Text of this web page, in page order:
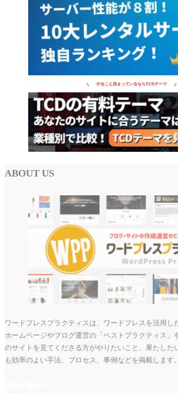
やること決まっているならTCDテーマ
ABOUT US
ワードプレスプラクティスは、ワードプレスを活用し
ホームページやブログ運営の「ベストプラクティス」
のサイトを見てくださる方がやりたいこと、果たした
も効率のよい手法、プロセス、事例などを掲載します。